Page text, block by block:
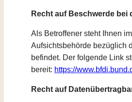
Recht auf Beschwerde
Als Betroffener steht Ihnen
Aufsichtsbehörde bezüglich
befindet. Der folgende Link
bereit: https://
Recht auf